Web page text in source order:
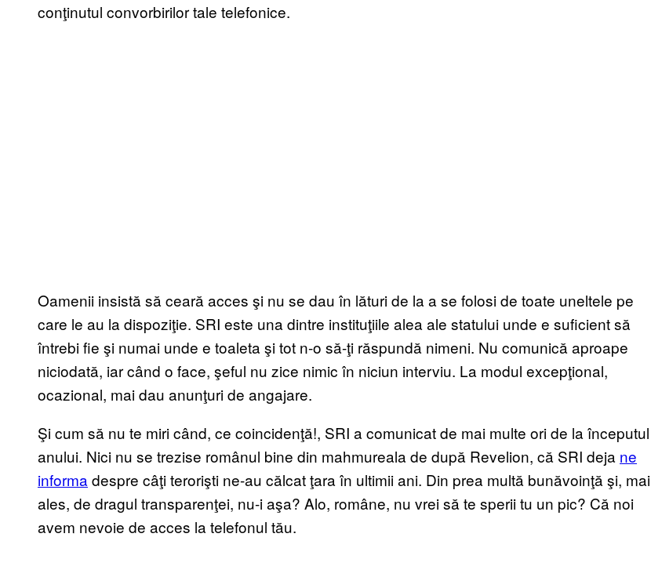
conţinutul convorbirilor tale telefonice.
Oamenii insistă să ceară acces şi nu se dau în lături de la a se folosi de toate uneltele pe
care le au la dispoziţie. SRI este una dintre instituţiile alea ale statului unde e suficient să
întrebi fie şi numai unde e toaleta şi tot n-o să-ţi răspundă nimeni. Nu comunică aproape
niciodată, iar când o face, şeful nu zice nimic în niciun interviu. La modul excepţional,
ocazional, mai dau anunţuri de angajare.
Şi cum să nu te miri când, ce coincidenţă!, SRI a comunicat de mai multe ori de la începutul
anului. Nici nu se trezise românul bine din mahmureala de după Revelion, că SRI deja ne
informa despre câţi terorişti ne-au călcat ţara în ultimii ani. Din prea multă bunăvoinţă şi, mai
ales, de dragul transparenţei, nu-i aşa? Alo, române, nu vrei să te sperii tu un pic? Că noi
avem nevoie de acces la telefonul tău.